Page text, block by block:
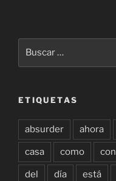
ETIQUETAS
absurder ahora
casa como con
del día está